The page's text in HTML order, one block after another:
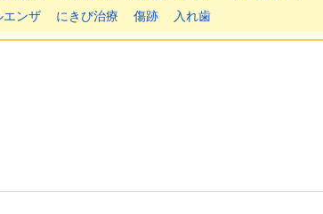
エンザ にきび治療 傷跡 入れ歯